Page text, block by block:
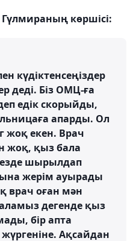
көршісі:
күдіктенсеңіздер
деді. Біз ОМЦ-ға
едік скорыйды,
апарды. Ол
жоқ екен. Врач
жоқ, қыз бала
шырылдап
жерім ауырады
врач оған мән
дегенде қыз
бір апта
Ақсайдан